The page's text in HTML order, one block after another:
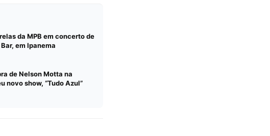
da MPB em concerto de
em Ipanema
de Nelson Motta na
novo show, “Tudo Azul”